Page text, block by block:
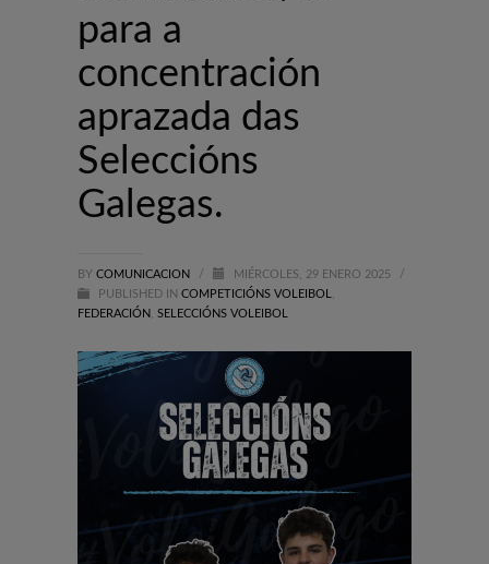
para a
concentración
aprazada das
Seleccións
Galegas.
BY COMUNICACION / MIÉRCOLES, 29 ENERO 2025
/
PUBLISHED IN COMPETICIÓNS VOLEIBOL
FEDERACIÓN
SELECCIÓNS VOLEIBOL